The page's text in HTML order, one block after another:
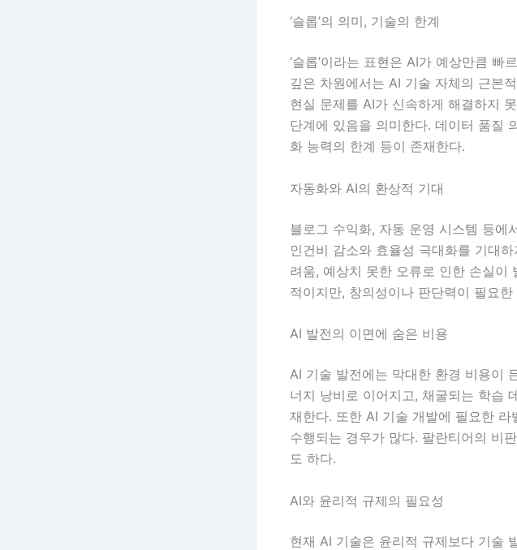
‘슬롭’의 의미, 기술의 한계
‘슬롭’이라는 표현은 AI가 예상만큼
깊은 차원에서는 AI 기술 자체의 근본
현실 문제를 AI가 신속하게 해결하지
단계에 있음을 의미한다. 데이터 품질
화 능력의 한계 등이 존재한다.
자동화와 AI의 환상적 기대
블로그 수익화, 자동 운영 시스템 등에
인건비 감소와 효율성 극대화를 기대
려움, 예상치 못한 오류로 인한 손실이
적이지만, 창의성이나 판단력이 필요
AI 발전의 이면에 숨은 비용
AI 기술 발전에는 막대한 환경 비용이
너지 낭비로 이어지고, 채굴되는 학습
재한다. 또한 AI 기술 개발에 필요한
수행되는 경우가 많다. 팔란티어의 비
도 하다.
AI와 윤리적 규제의 필요성
현재 AI 기술은 윤리적 규제보다 기술